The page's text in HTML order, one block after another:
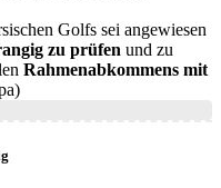
Golfs sei angewiesen
zu prüfen und zu
Rahmenabkommens mit